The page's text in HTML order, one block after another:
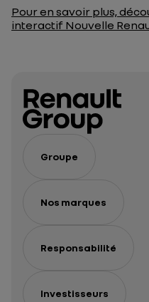
Pour en savoir plus,
interactif Nouvelle
Groupe
Nos marques
Responsabilité
Investisseurs